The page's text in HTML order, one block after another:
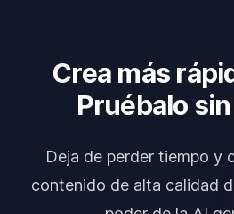
Crea más
Pruébalo
Deja de perder tiempo y
contenido de alta calidad